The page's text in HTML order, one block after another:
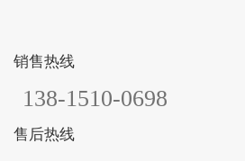
销售热线
138-1510-0698
售后热线